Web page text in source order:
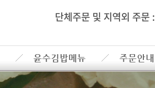
단체주문 및 지역외 주문 :
윤수김밥메뉴 주문안내